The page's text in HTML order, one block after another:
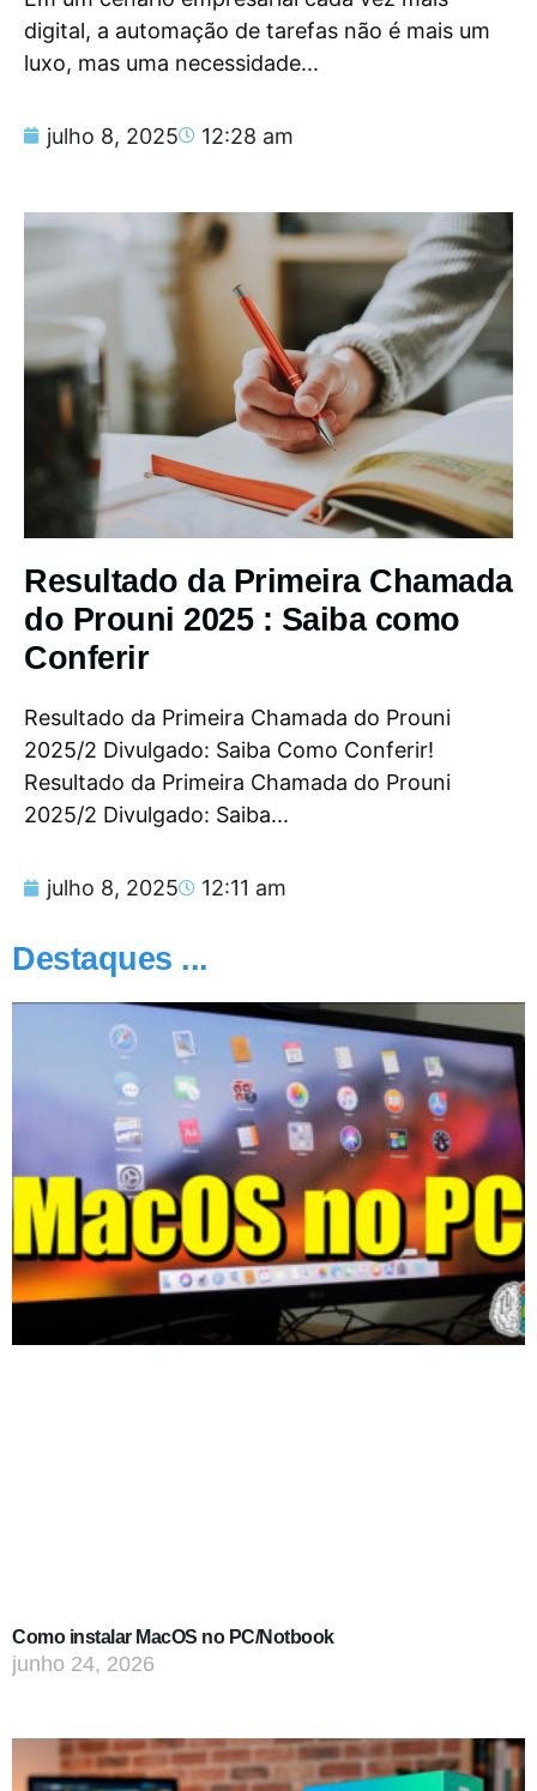
digital, a automação de tarefas não é mais um
luxo, mas uma necessidade...
julho 8, 2025 12:28 am
Resultado da Primeira Chamada
do Prouni 2025 : Saiba como
Conferir
Resultado da Primeira Chamada do Prouni
2025/2 Divulgado: Saiba Como Conferir!
Resultado da Primeira Chamada do Prouni
2025/2 Divulgado: Saiba...
julho 8, 2025 12:11 am
Destaques ...
Como instalar MacOS no PC/Notbook
junho 24, 2026